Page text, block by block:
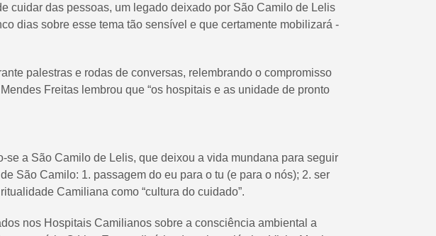
cuidar das pessoas, um legado deixado por São Camilo de Lelis
dias sobre esse tema tão sensível e que certamente mobilizará -
palestras e rodas de conversas, relembrando o compromisso
Freitas lembrou que “os hospitais e as unidade de pronto
se a São Camilo de Lelis, que deixou a vida mundana para seguir
São Camilo: 1. passagem do eu para o tu (e para o nós); 2. ser
Camiliana como “cultura do cuidado”.
nos Hospitais Camilianos sobre a consciência ambiental a